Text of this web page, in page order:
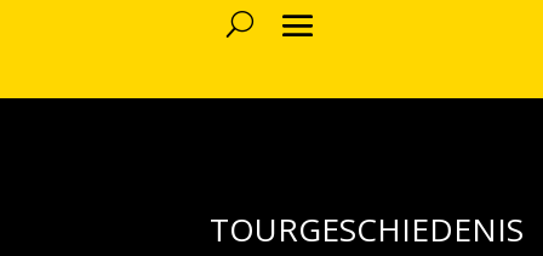
TOURGESCHIEDENIS